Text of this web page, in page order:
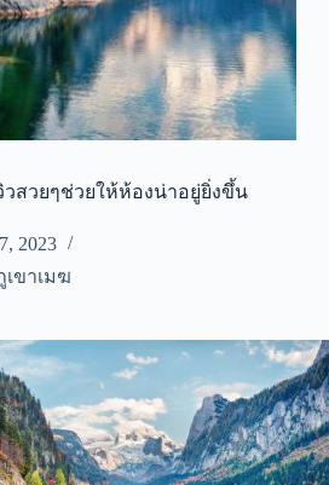
วสวยๆช่วยให้ห้องน่าอยู่ยิ่งขึ้น
2023
ขาเมฆ